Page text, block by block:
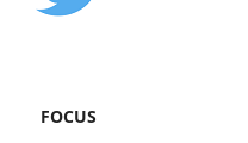
FOCUS